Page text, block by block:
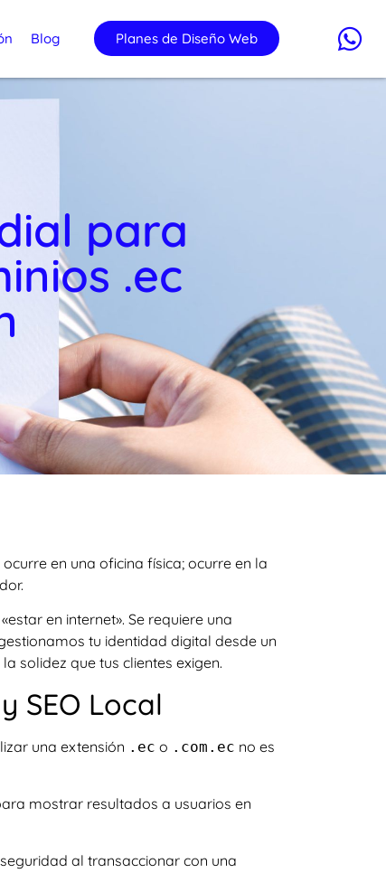
Blog Planes de Diseño Web
para
.ec
en una oficina física; ocurre en la
en internet». Se requiere una
tu identidad digital desde un
solidez que tus clientes exigen.
SEO Local
una extensión .ec o .com.ec no es
mostrar resultados a usuarios en
al transaccionar con una